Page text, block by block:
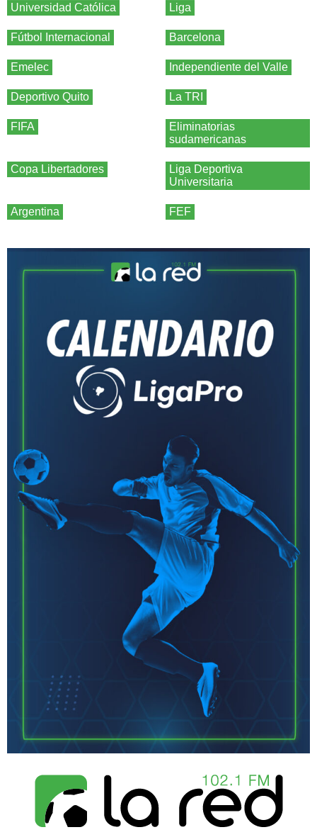
Universidad Católica Liga
Fútbol Internacional Barcelona
Emelec Independiente del Valle
Deportivo Quito La TRI
FIFA
Eliminatorias
sudamericanas
Copa Libertadores
Liga Deportiva
Universitaria
Argentina FEF